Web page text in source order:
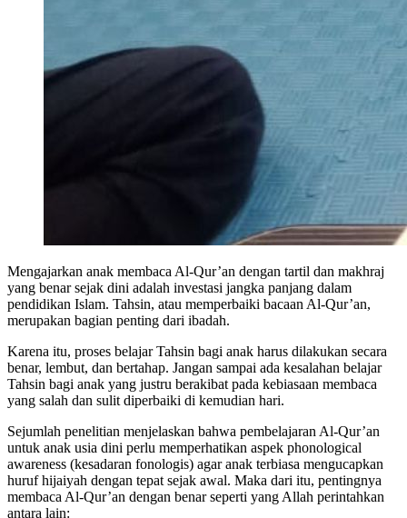
Mengajarkan anak membaca Al-Qur’an dengan tartil dan makhraj
yang benar sejak dini adalah investasi jangka panjang dalam
pendidikan Islam. Tahsin, atau memperbaiki bacaan Al-Qur’an,
merupakan bagian penting dari ibadah.
Karena itu, proses belajar Tahsin bagi anak harus dilakukan secara
benar, lembut, dan bertahap. Jangan sampai ada kesalahan belajar
Tahsin bagi anak yang justru berakibat pada kebiasaan membaca
yang salah dan sulit diperbaiki di kemudian hari.
Sejumlah penelitian menjelaskan bahwa pembelajaran Al-Qur’an
untuk anak usia dini perlu memperhatikan aspek phonological
awareness (kesadaran fonologis) agar anak terbiasa mengucapkan
huruf hijaiyah dengan tepat sejak awal. Maka dari itu, pentingnya
membaca Al-Qur’an dengan benar seperti yang Allah perintahkan
antara lain: